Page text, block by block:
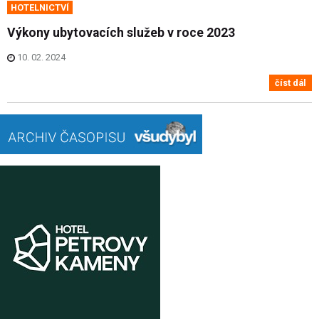
HOTELNICTVÍ
Výkony ubytovacích služeb v roce 2023
10. 02. 2024
číst dál